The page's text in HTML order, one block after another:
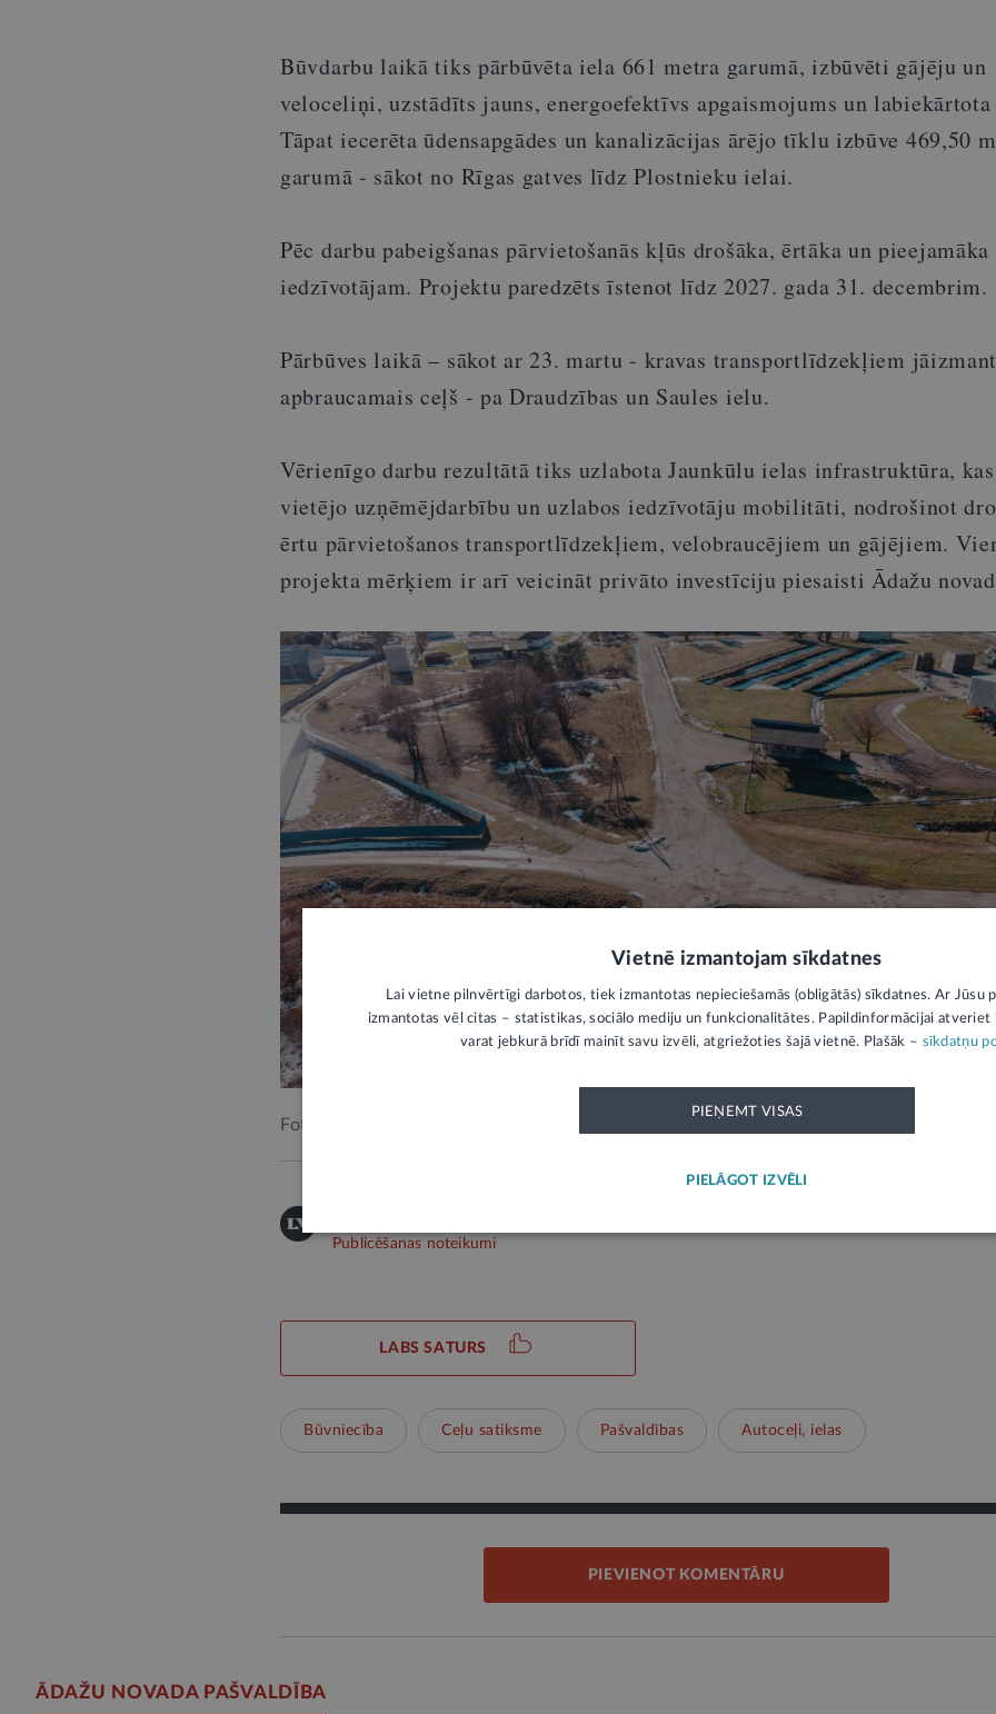
Būvdarbu laikā tiks pārbūvēta iela 661 metra garumā, izbūvēti gājēju un
veloceliņi, uzstādīts jauns, energoefektīvs apgaismojums un
Tāpat iecerēta ūdensapgādes un kanalizācijas ārējo tīklu izbūve 469,50
garumā - sākot no Rīgas gatves līdz Plostnieku ielai.
Pēc darbu pabeigšanas pārvietošanās kļūs drošāka, ērtāka un
iedzīvotājam. Projektu paredzēts īstenot līdz 2027. gada 31. decembrim.
Pārbūves laikā – sākot ar 23. martu - kravas transportlīdzekļiem
apbraucamais ceļš - pa Draudzības un Saules ielu.
Vērienīgo darbu rezultātā tiks uzlabota Jaunkūlu ielas infrastruktūra,
vietējo uzņēmējdarbību un uzlabos iedzīvotāju mobilitāti, nodrošinot
ērtu pārvietošanos transportlīdzekļiem, velobraucējiem un gājējiem.
projekta mērķiem ir arī veicināt privāto investīciju piesaisti Ādažu
Foto: Edgars Indrāns, Ādažu novada pašvaldība.
Publicēšanas noteikumi
LABS SATURS
Būvniecība Ceļu satiksme Pašvaldības Autoceļi, ielas
PIEVIENOT KOMENTĀRU
ĀDAŽU NOVADA PAŠVALDĪBA
Vietnē izmantojam sīkdatnes
Lai vietne pilnvērtīgi darbotos, tiek izmantotas nepieciešamās (obligātās) sīkdatnes. Ar Jūsu
izmantotas vēl citas – statistikas, sociālo mediju un funkcionalitātes. Papildinformācijai atveriet
varat jebkurā brīdī mainīt savu izvēli, atgriežoties šajā vietnē. Plašāk – sīkdatņu
PIEŅEMT VISAS
PIELĀGOT IZVĒLI